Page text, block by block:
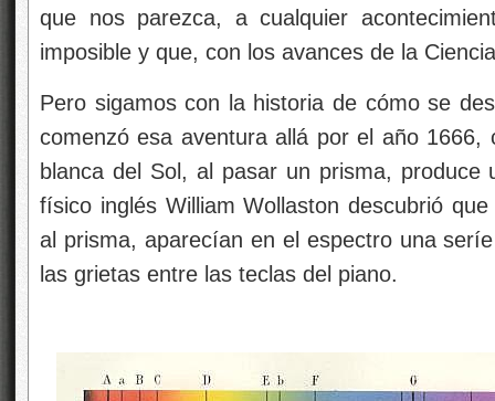
que nos parezca, a cualquier
imposible y que, con los avances de la
Pero sigamos con la historia de cómo se
comenzó esa aventura allá por el año 1666,
blanca del Sol, al pasar un prisma,
físico inglés William Wollaston descubrió
al prisma, aparecían en el espectro una
las grietas entre las teclas del piano.